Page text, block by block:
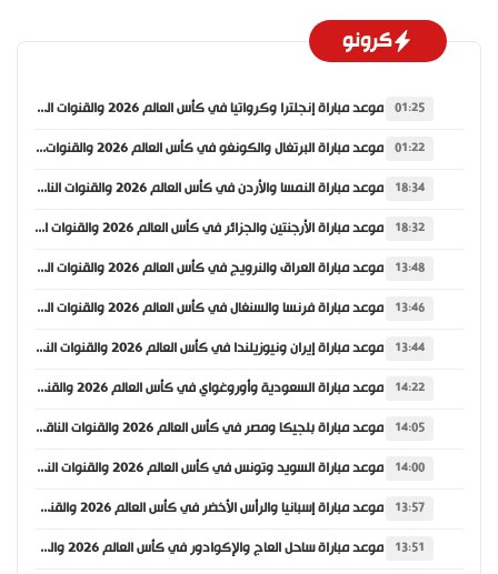
كرونو
01:25 موعد مباراة إنجلترا وكرواتيا في كأس العالم 2026 والقنوات الناقلة
01:22 موعد مباراة البرتغال والكونغو في كأس العالم 2026 والقنوات الناقلة
18:34 موعد مباراة النمسا والأردن في كأس العالم 2026 والقنوات الناقلة
18:32 موعد مباراة الأرجنتين والجزائر في كأس العالم 2026 والقنوات الناقلة
13:48 موعد مباراة العراق والنرويج في كأس العالم 2026 والقنوات الناقلة
13:46 موعد مباراة فرنسا والسنغال في كأس العالم 2026 والقنوات الناقلة
13:44 موعد مباراة إيران ونيوزيلندا في كأس العالم 2026 والقنوات الناقلة
14:22 موعد مباراة السعودية وأوروغواي في كأس العالم 2026 والقنوات الناقلة
14:05 موعد مباراة بلجيكا ومصر في كأس العالم 2026 والقنوات الناقلة
14:00 موعد مباراة السويد وتونس في كأس العالم 2026 والقنوات الناقلة
13:57 موعد مباراة إسبانيا والرأس الأخضر في كأس العالم 2026 والقنوات الناقلة
13:51 موعد مباراة ساحل العاج والإكوادور في كأس العالم 2026 والقنوات الناقلة